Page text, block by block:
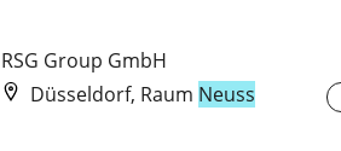
RSG Group GmbH
Düsseldorf, Raum Neuss